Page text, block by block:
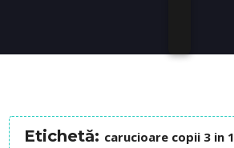
Etichetă: carucioare copii 3 in 1